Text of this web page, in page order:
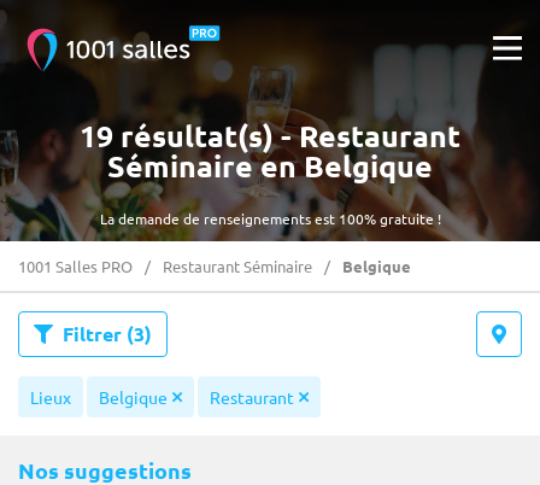
La demande de renseignements est 100% gratuite !
19 résultat(s) - Restaurant
Séminaire en Belgique
1001 Salles PRO Restaurant Séminaire Belgique
Filtrer (3)
Lieux Belgique Restaurant
Nos suggestions